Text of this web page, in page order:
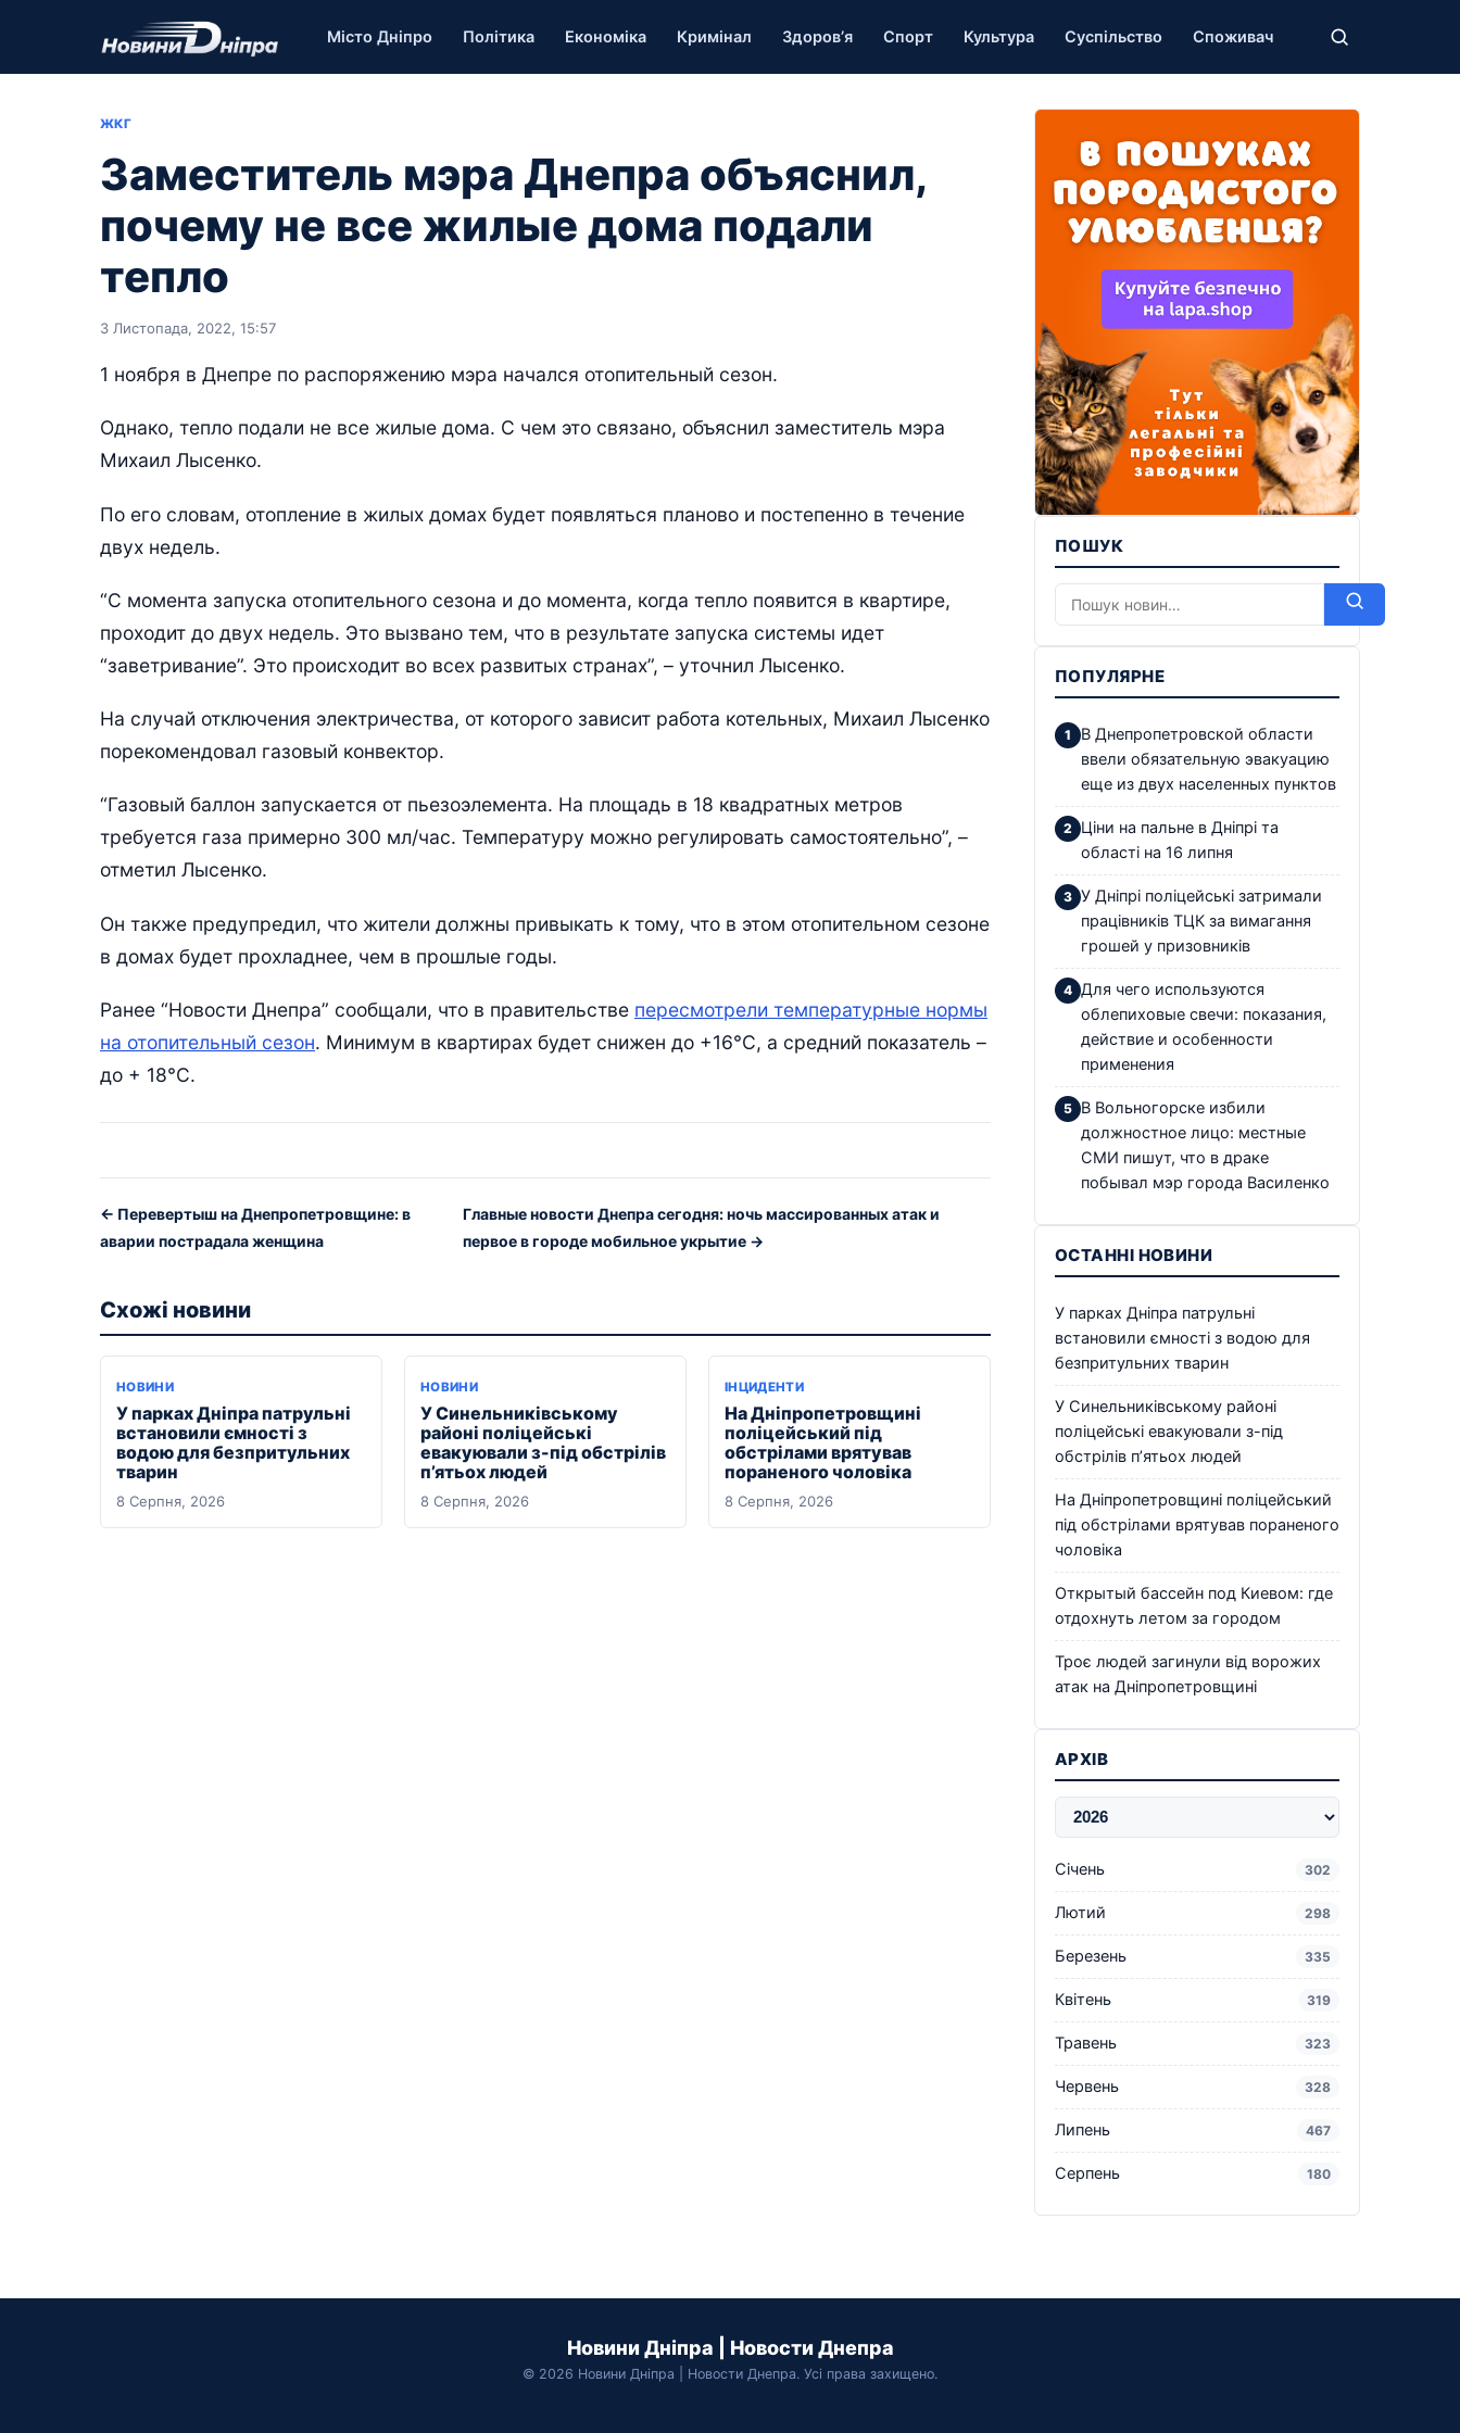
Місто Дніпро Політика Економіка Кримінал Здоров’я Спорт Культура Суспільство Споживач
ЖКГ
Заместитель мэра Днепра объяснил,
почему не все жилые дома подали
тепло
3 Листопада, 2022, 15:57
1 ноября в Днепре по распоряжению мэра начался отопительный сезон.
Однако, тепло подали не все жилые дома. С чем это связано, объяснил заместитель мэра
Михаил Лысенко.
По его словам, отопление в жилых домах будет появляться планово и постепенно в течение
двух недель.
“С момента запуска отопительного сезона и до момента, когда тепло появится в квартире,
проходит до двух недель. Это вызвано тем, что в результате запуска системы идет
“заветривание”. Это происходит во всех развитых странах”, – уточнил Лысенко.
На случай отключения электричества, от которого зависит работа котельных, Михаил Лысенко
порекомендовал газовый конвектор.
“Газовый баллон запускается от пьезоэлемента. На площадь в 18 квадратных метров
требуется газа примерно 300 мл/час. Температуру можно регулировать самостоятельно”, –
отметил Лысенко.
Он также предупредил, что жители должны привыкать к тому, что в этом отопительном сезоне
в домах будет прохладнее, чем в прошлые годы.
Ранее “Новости Днепра” сообщали, что в правительстве пересмотрели температурные нормы
на отопительный сезон. Минимум в квартирах будет снижен до +16°C, а средний показатель –
до + 18°C.
← Перевертыш на Днепропетровщине: в
аварии пострадала женщина
Главные новости Днепра сегодня: ночь массированных атак и
первое в городе мобильное укрытие →
Схожі новини
НОВИНИ
У парках Дніпра патрульні
встановили ємності з
водою для безпритульних
тварин
8 Серпня, 2026
НОВИНИ
У Синельниківському
районі поліцейські
евакуювали з-під обстрілів
п’ятьох людей
8 Серпня, 2026
ІНЦИДЕНТИ
На Дніпропетровщині
поліцейський під
обстрілами врятував
пораненого чоловіка
8 Серпня, 2026
ПОШУК
ПОПУЛЯРНЕ
В Днепропетровской области
ввели обязательную эвакуацию
еще из двух населенных пунктов
Ціни на пальне в Дніпрі та
області на 16 липня
У Дніпрі поліцейські затримали
працівників ТЦК за вимагання
грошей у призовників
Для чего используются
облепиховые свечи: показания,
действие и особенности
применения
В Вольногорске избили
должностное лицо: местные
СМИ пишут, что в драке
побывал мэр города Василенко
ОСТАННІ НОВИНИ
У парках Дніпра патрульні
встановили ємності з водою для
безпритульних тварин
У Синельниківському районі
поліцейські евакуювали з-під
обстрілів п’ятьох людей
На Дніпропетровщині поліцейський
під обстрілами врятував пораненого
чоловіка
Открытый бассейн под Киевом: где
отдохнуть летом за городом
Троє людей загинули від ворожих
атак на Дніпропетровщині
АРХІВ
Січень 302
Лютий 298
Березень 335
Квітень 319
Травень 323
Червень 328
Липень 467
Серпень 180
Новини Дніпра | Новости Днепра
© 2026 Новини Дніпра | Новости Днепра. Усі права захищено.